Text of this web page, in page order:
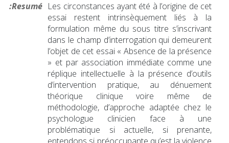
Resumé: Les circonstances ayant été à l’origine de cet
essai restent intrinsèquement liés à la
formulation même du sous titre s’inscrivant
dans le champ d’interrogation qui demeurent
l’objet de cet essai « Absence de la présence
» et par association immédiate comme une
réplique intellectuelle à la présence d’outils
d’intervention pratique, au dénuement
théorique clinique voire même de
méthodologie, d’approche adaptée chez le
psychologue clinicien face à une
problématique si actuelle, si prenante,